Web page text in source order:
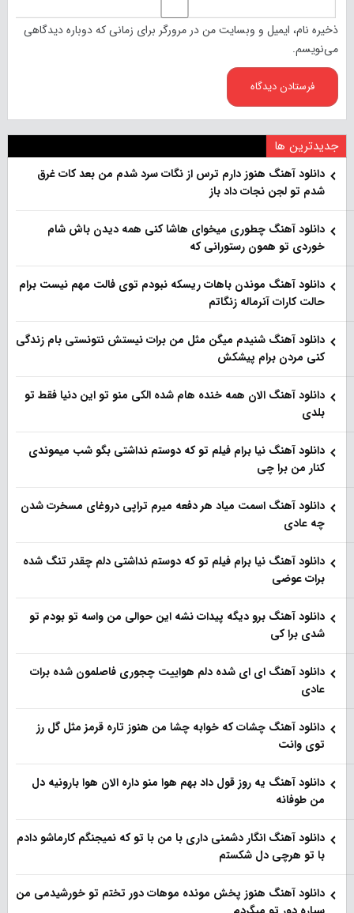
ذخیره نام، ایمیل و وبسایت من در مرورگر برای زمانی که دوباره دیدگاهی
می‌نویسم.
جدیدترین ها
دانلود آهنگ هنو‌ز دارم ترس از نگات سرد شدم من بعد کات غرق
شدم تو لجن نجات داد باز
دانلود آهنگ چطوری میخوای هاشا کنی همه دیدن باش شام
خوردی تو همون رستورانی که
دانلود آهنگ موندن باهات ریسکه نبودم توی فالت مهم نیست برام
حالت کارات آنرماله زنگاتم
دانلود آهنگ شنیدم میگن مثل من برات نیستش نتونستی بام زندگی
کنی مردن برام پیشکش
دانلود آهنگ الان همه خنده هام شده الکی منو تو این دنیا فقط تو
بلدی
دانلود آهنگ نیا برام فیلم تو‌ که دوستم نداشتی بگو شب میموندی
کنار من برا چی
دانلود آهنگ اسمت میاد هر دفعه میرم تراپی دروغای مسخرت شدن
چه عادی
دانلود آهنگ نیا برام فیلم تو‌ که دوستم نداشتی دلم چقدر تنگ شده
برات عوضی
دانلود آهنگ برو دیگه پیدات نشه این حوالی من واسه تو‌ بودم تو
شدی برا کی
دانلود آهنگ ای ای شده دلم هواییت چجوری فاصلمون شده برات
عادی
دانلود آهنگ چشات که خوابه چشا من هنوز تاره قرمز مثل گل رز
توی وانت
دانلود آهنگ یه روز قول داد بهم هوا منو داره الان هوا بارونیه دل
من طوفانه
دانلود آهنگ انگار دشمنی داری با من با تو که نمیجنگم کارماشو دادم
با تو هرچی دل شکستم
دانلود آهنگ هنوز پخش مونده موهات دور تختم تو خورشیدمی من